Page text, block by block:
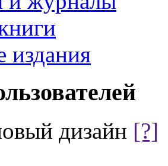
издания
дизайн [?]